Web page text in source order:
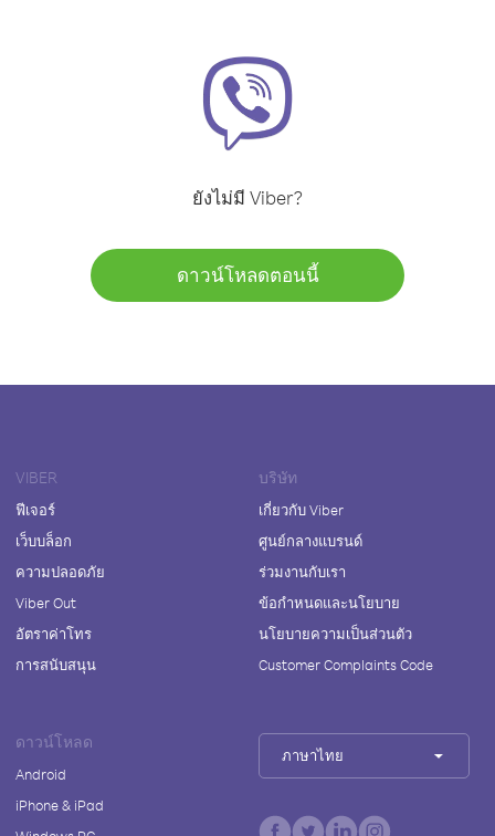
ยังไม่มี Viber?
ดาวน์โหลดตอนนี้
VIBER
ฟีเจอร์
เว็บบล็อก
ความปลอดภัย
Viber Out
อัตราค่าโทร
การสนับสนุน
บริษัท
เกี่ยวกับ Viber
ศูนย์กลางแบรนด์
ร่วมงานกับเรา
ข้อกำหนดและนโยบาย
นโยบายความเป็นส่วนตัว
Customer Complaints Code
ดาวน์โหลด
Android
iPhone & iPad
ภาษาไทย